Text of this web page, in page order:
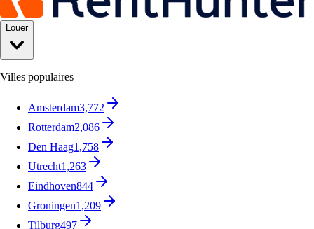
Louer
Villes populaires
Amsterdam3,772
Rotterdam2,086
Den Haag1,758
Utrecht1,263
Eindhoven844
Groningen1,209
Tilburg497